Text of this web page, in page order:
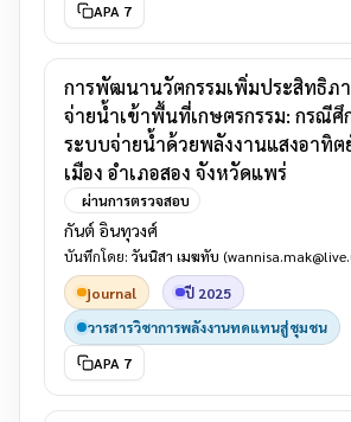
APA 7
การพัฒนานวัตกรรมเพิ่มประสิทธิภ
จ่ายน้ำเข้าพื้นที่เกษตรกรรม: กรณี
ระบบจ่ายน้ำด้วยพลังงานแสงอาทิต
เมือง อำเภอสอง จังหวัดแพร่
ผ่านการตรวจสอบ
กันต์ อินทุวงศ์
บันทึกโดย: วันนิสา เมฆทับ
journal
ปี 2025
วารสารวิชาการพลังงานทดแทนสู่ชุมชน
APA 7